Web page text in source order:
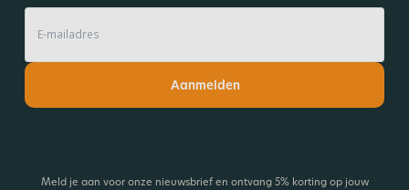
Aanmelden
Meld je aan voor onze nieuwsbrief en ontvang 5% korting op jouw